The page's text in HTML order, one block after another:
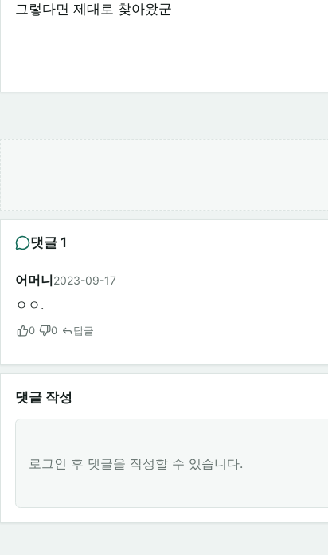
그렇다면 제대로 찾아왔군
댓글 1
어머니2023-09-17
ㅇㅇ.
0 0 답글
댓글 작성
로그인 후 댓글을 작성할 수 있습니다.